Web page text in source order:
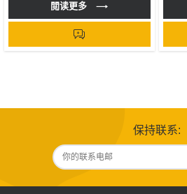
閲读更多
保持联系: